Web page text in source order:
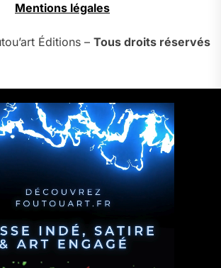
Mentions légales
Éditions – Tous droits réservés